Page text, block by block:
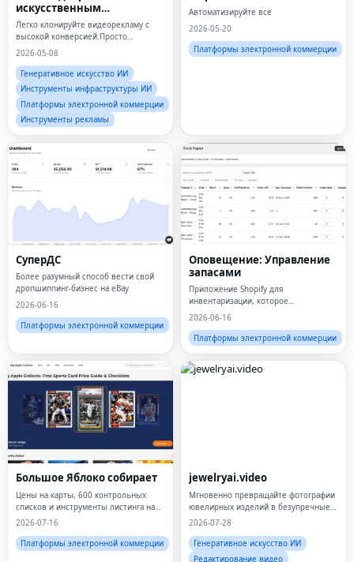
искусственным
интеллектом
Легко клонируйте видеорекламу с
высокой конверсией.Просто
загрузите свое объявление и
вашим продуктом, используя
проверенные структуры для
повышения эффективнос
2026-05-08
Генеративное искусство ИИ
Инструменты инфраструктуры ИИ
Платформы электронной коммерции
Инструменты рекламы
Автоматизируйте все
2026-05-20
Платформы электронной коммерции
СуперДС
Более разумный способ вести свой
дропшиппинг-бизнес на eBay
2026-06-16
Платформы электронной коммерции
Оповещение: Управление
запасами
Приложение Shopify для
инвентаризации, которое
действительно работает.
2026-06-16
Платформы электронной коммерции
Большое Яблоко собирает
Цены на карты, 600 контрольных
списков и инструменты листинга на
eBay — все бесплатно, без подписки.
2026-07-16
Платформы электронной коммерции
jewelryai.video
Мгновенно превращайте фотографии
ювелирных изделий в безупречные
маркетинговые видеоролики.
2026-07-28
Генеративное искусство ИИ
Редактирование видео